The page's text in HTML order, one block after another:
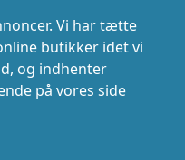
Vi har tætte
butikker idet vi
og indhenter
på vores side